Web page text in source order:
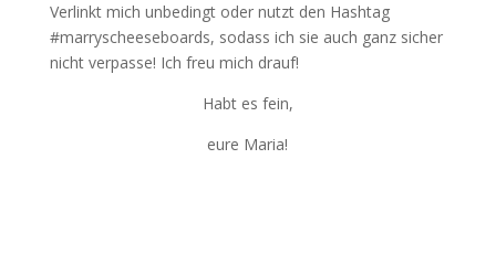
Verlinkt mich unbedingt oder nutzt den Hashtag
#marryscheeseboards, sodass ich sie auch ganz sicher
nicht verpasse! Ich freu mich drauf!
Habt es fein,
eure Maria!